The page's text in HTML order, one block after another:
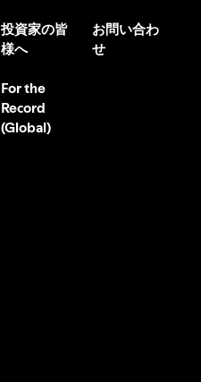
投資家の皆
様へ
For the
Record
(Global)
お問い合わ
せ